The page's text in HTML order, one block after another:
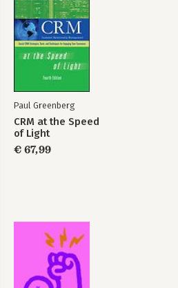
Hart voor zaken
Uitleiding
Dank en zo
Links
Algemeen
Paul Greenberg
CRM at the Speed
of Light
€ 67,99